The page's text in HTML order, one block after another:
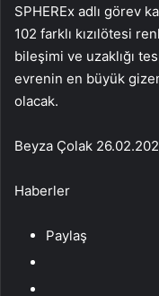
SPHEREx adlı görev
102 farklı kızılötesi
bileşimi ve uzaklığı
evrenin en büyük
olacak.
Beyza Çolak
Haberler
Paylaş